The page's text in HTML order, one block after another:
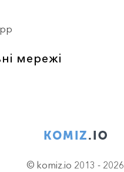
мережі
© komiz.io 2013 - 2026